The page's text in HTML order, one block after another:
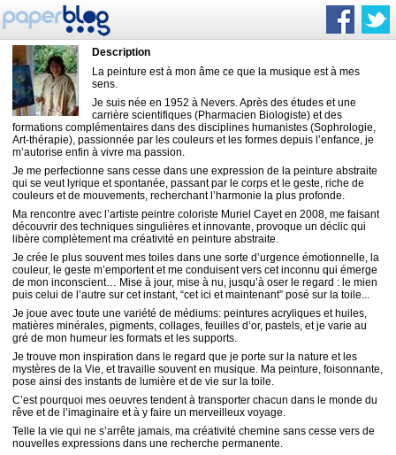
Description
La peinture est à mon âme ce que la musique est à mes
sens.
Je suis née en 1952 à Nevers. Après des études et une
carrière scientifiques (Pharmacien Biologiste) et des
formations complémentaires dans des disciplines humanistes (Sophrologie,
Art-thérapie), passionnée par les couleurs et les formes depuis l’enfance, je
m’autorise enfin à vivre ma passion.
Je me perfectionne sans cesse dans une expression de la peinture abstraite
qui se veut lyrique et spontanée, passant par le corps et le geste, riche de
couleurs et de mouvements, recherchant l’harmonie la plus profonde.
Ma rencontre avec l’artiste peintre coloriste Muriel Cayet en 2008, me faisant
découvrir des techniques singulières et innovante, provoque un déclic qui
libère complètement ma créativité en peinture abstraite.
Je crée le plus souvent mes toiles dans une sorte d’urgence émotionnelle, la
couleur, le geste m’emportent et me conduisent vers cet inconnu qui émerge
de mon inconscient… Mise à jour, mise à nu, jusqu’à oser le regard : le mien
puis celui de l’autre sur cet instant, “cet ici et maintenant” posé sur la toile...
Je joue avec toute une variété de médiums: peintures acryliques et huiles,
matières minérales, pigments, collages, feuilles d’or, pastels, et je varie au
gré de mon humeur les formats et les supports.
Je trouve mon inspiration dans le regard que je porte sur la nature et les
mystères de la Vie, et travaille souvent en musique. Ma peinture, foisonnante,
pose ainsi des instants de lumière et de vie sur la toile.
C’est pourquoi mes oeuvres tendent à transporter chacun dans le monde du
rêve et de l’imaginaire et à y faire un merveilleux voyage.
Telle la vie qui ne s’arrête jamais, ma créativité chemine sans cesse vers de
nouvelles expressions dans une recherche permanente.